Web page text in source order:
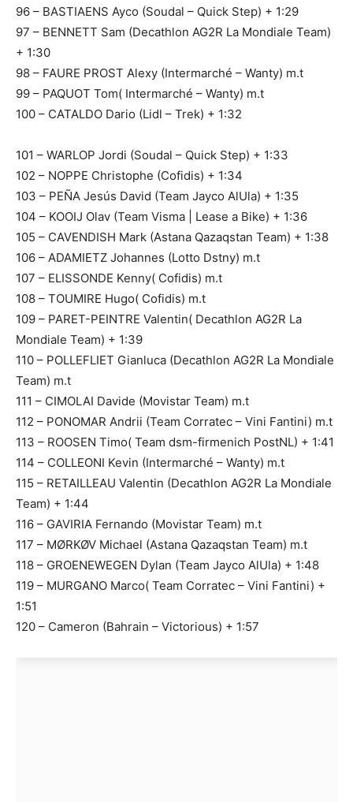
96 – BASTIAENS Ayco (Soudal – Quick Step) + 1:29
97 – BENNETT Sam (Decathlon AG2R La Mondiale Team)
+ 1:30
98 – FAURE PROST Alexy (Intermarché – Wanty) m.t
99 – PAQUOT Tom( Intermarché – Wanty) m.t
100 – CATALDO Dario (Lidl – Trek) + 1:32
101 – WARLOP Jordi (Soudal – Quick Step) + 1:33
102 – NOPPE Christophe (Cofidis) + 1:34
103 – PEÑA Jesús David (Team Jayco AlUla) + 1:35
104 – KOOIJ Olav (Team Visma | Lease a Bike) + 1:36
105 – CAVENDISH Mark (Astana Qazaqstan Team) + 1:38
106 – ADAMIETZ Johannes (Lotto Dstny) m.t
107 – ELISSONDE Kenny( Cofidis) m.t
108 – TOUMIRE Hugo( Cofidis) m.t
109 – PARET-PEINTRE Valentin( Decathlon AG2R La
Mondiale Team) + 1:39
110 – POLLEFLIET Gianluca (Decathlon AG2R La Mondiale
Team) m.t
111 – CIMOLAI Davide (Movistar Team) m.t
112 – PONOMAR Andrii (Team Corratec – Vini Fantini) m.t
113 – ROOSEN Timo( Team dsm-firmenich PostNL) + 1:41
114 – COLLEONI Kevin (Intermarché – Wanty) m.t
115 – RETAILLEAU Valentin (Decathlon AG2R La Mondiale
Team) + 1:44
116 – GAVIRIA Fernando (Movistar Team) m.t
117 – MØRKØV Michael (Astana Qazaqstan Team) m.t
118 – GROENEWEGEN Dylan (Team Jayco AlUla) + 1:48
119 – MURGANO Marco( Team Corratec – Vini Fantini) +
1:51
120 – Cameron (Bahrain – Victorious) + 1:57